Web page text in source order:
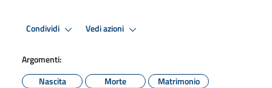
Condividi Vedi azioni
Argomenti:
Nascita
Morte
Matrimonio